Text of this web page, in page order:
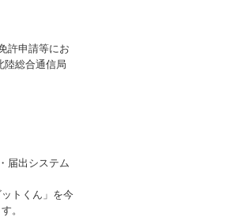
許申請等にお
陸総合通信局
届出システム
トくん」を今
。